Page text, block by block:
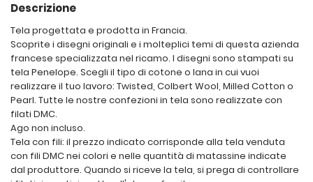
Descrizione
Tela progettata e prodotta in Francia.
Scoprite i disegni originali e i molteplici temi di questa azienda
francese specializzata nel ricamo. I disegni sono stampati su
tela Penelope. Scegli il tipo di cotone o lana in cui vuoi
realizzare il tuo lavoro: Twisted, Colbert Wool, Milled Cotton o
Pearl. Tutte le nostre confezioni in tela sono realizzate con
filati DMC.
Ago non incluso.
Tela con fili: il prezzo indicato corrisponde alla tela venduta
con fili DMC nei colori e nelle quantità di matassine indicate
dal produttore. Quando si riceve la tela, si prega di controllare